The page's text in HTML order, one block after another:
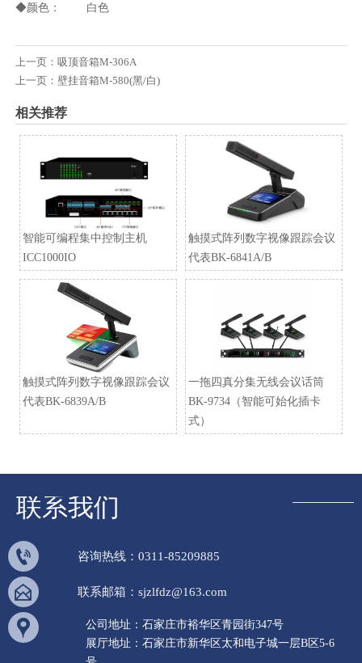
◆颜色： 白色
上一页： 吸顶音箱M-306A
上一页： 壁挂音箱M-580(黑/白)
相关推荐
智能可编程集中控制主机
ICC1000IO
触摸式阵列数字视像跟踪会议
代表BK-6841A/B
触摸式阵列数字视像跟踪会议
代表BK-6839A/B
一拖四真分集无线会议话筒
BK-9734（智能可始化插卡
式）
联系我们
 咨询热线：0311-85209885
 联系邮箱：sjzlfdz@163.com

公司地址：石家庄市裕华区青园街347号
展厅地址：石家庄市新华区太和电子城一层B区5-6